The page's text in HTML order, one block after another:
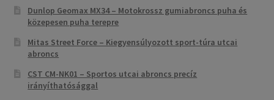
Dunlop Geomax MX34 – Motokrossz gumiabroncs puha és
közepesen puha terepre
Mitas Street Force – Kiegyensúlyozott sport-túra utcai
abroncs
CST CM-NK01 – Sportos utcai abroncs precíz
irányíthatósággal